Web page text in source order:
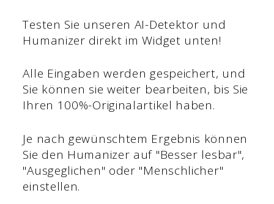
Testen Sie unseren AI-Detektor und
Humanizer direkt im Widget unten!
Alle Eingaben werden gespeichert, und
Sie können sie weiter bearbeiten, bis Sie
Ihren 100%-Originalartikel haben.
Je nach gewünschtem Ergebnis können
Sie den Humanizer auf "Besser lesbar",
"Ausgeglichen" oder "Menschlicher"
einstellen.